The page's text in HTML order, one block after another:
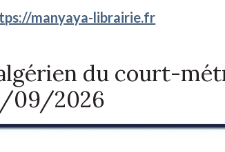
manyaya-librairie.fr
du court-
09/2026